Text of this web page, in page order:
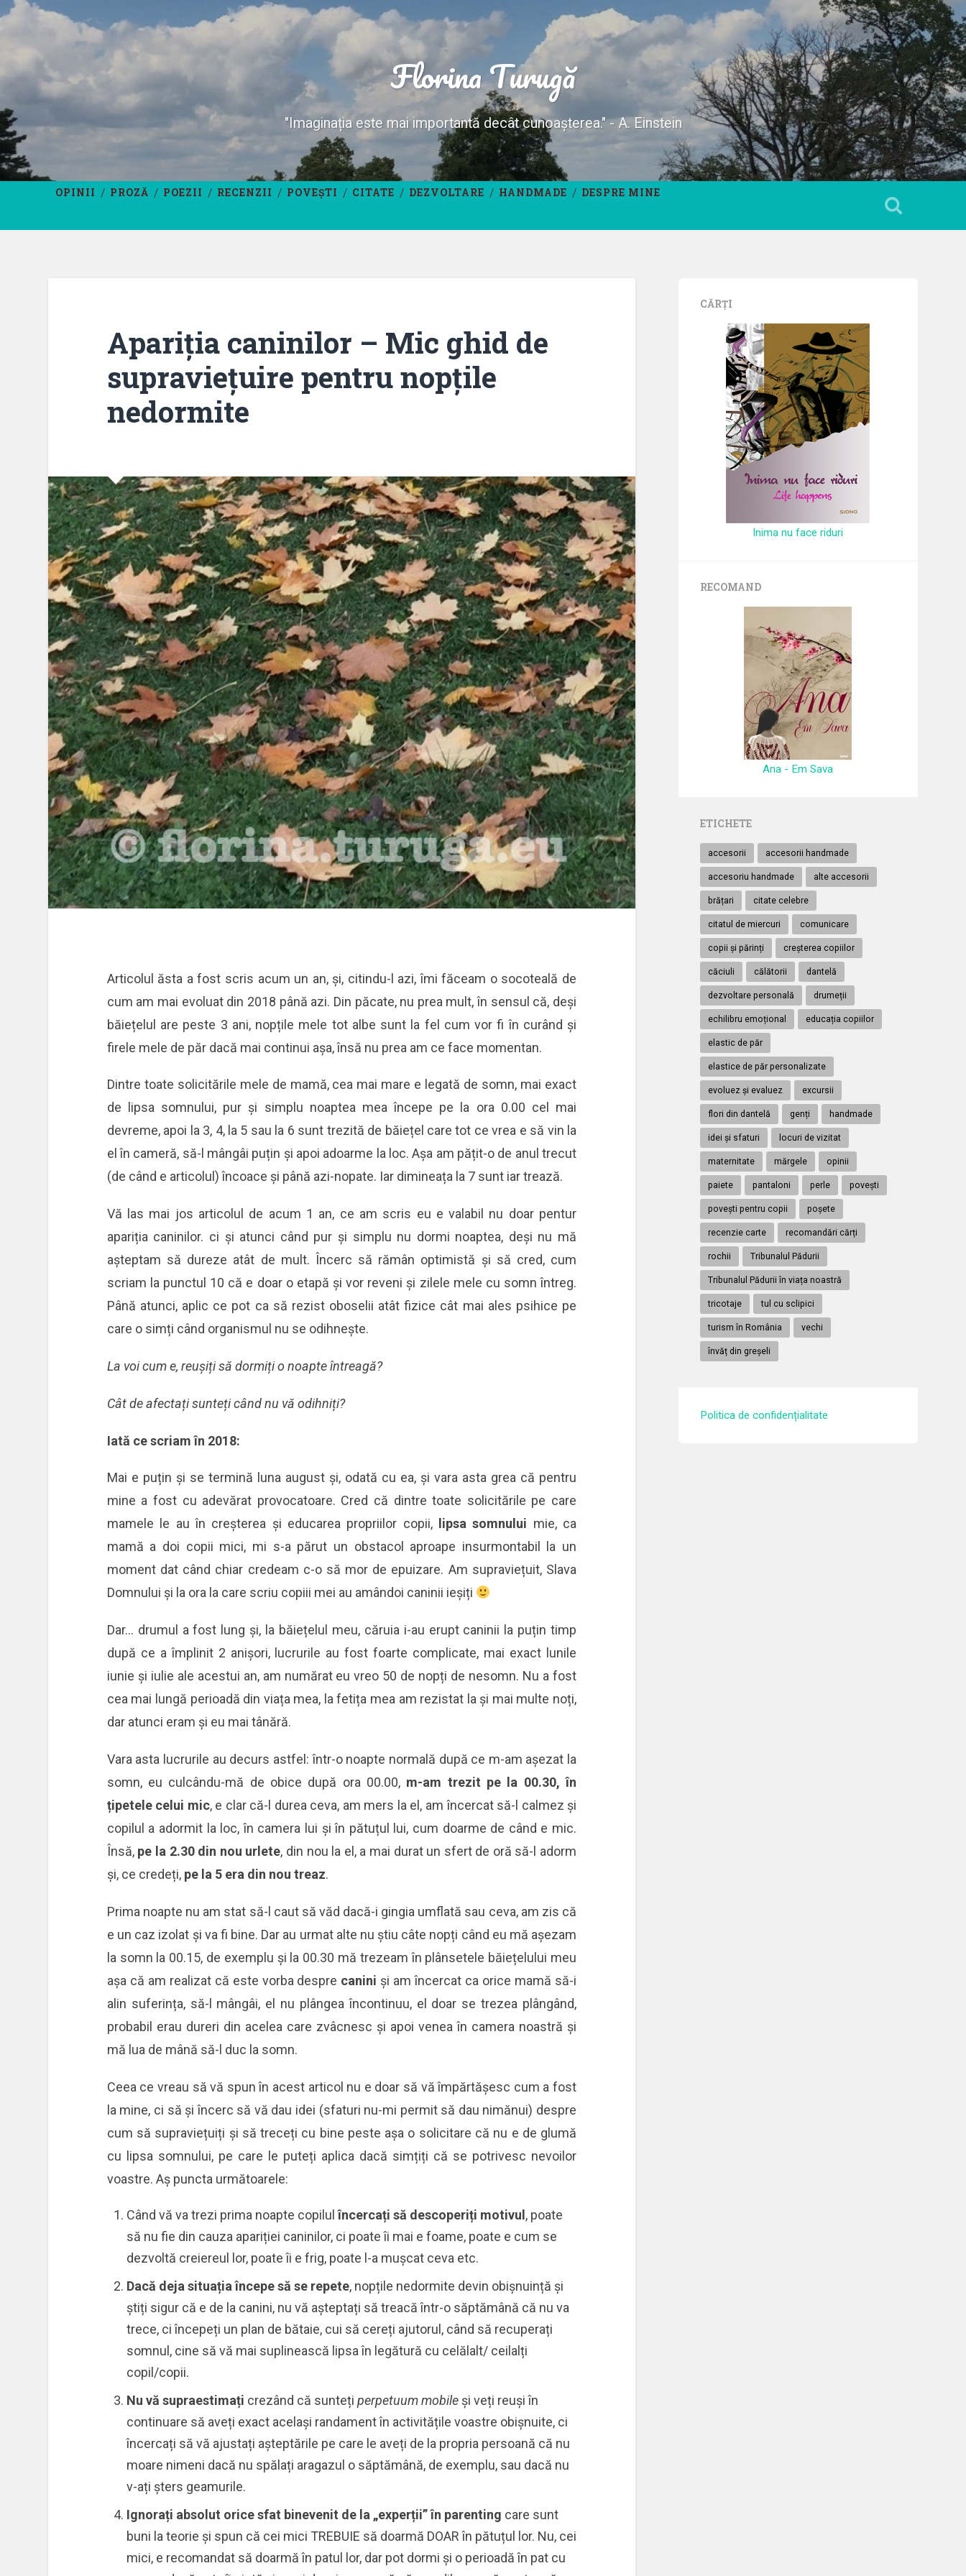
Florina Turugă
"Imaginația este mai importantă decât cunoașterea." - A. Einstein
OPINII PROZĂ POEZII RECENZII POVEȘTI CITATE DEZVOLTARE HANDMADE DESPRE MINE
Apariția caninilor – Mic ghid de
supraviețuire pentru nopțile
nedormite
Articolul ăsta a fost scris acum un an, și, citindu-l azi, îmi făceam o socoteală de
cum am mai evoluat din 2018 până azi. Din păcate, nu prea mult, în sensul că, deși
băiețelul are peste 3 ani, nopțile mele tot albe sunt la fel cum vor fi în curând și
firele mele de păr dacă mai continui așa, însă nu prea am ce face momentan.
Dintre toate solicitările mele de mamă, cea mai mare e legată de somn, mai exact
de lipsa somnului, pur și simplu noaptea mea începe pe la ora 0.00 cel mai
devreme, apoi la 3, 4, la 5 sau la 6 sunt trezită de băiețel care tot ce vrea e să vin la
el în cameră, să-l mângâi puțin și apoi adoarme la loc. Așa am pățit-o de anul trecut
(de când e articolul) încoace și până azi-nopate. Iar dimineața la 7 sunt iar trează.
Vă las mai jos articolul de acum 1 an, ce am scris eu e valabil nu doar pentur
apariția caninilor. ci și atunci când pur și simplu nu dormi noaptea, deși nu mă
așteptam să dureze atât de mult. Încerc să rămân optimistă și să cred, cum
scriam la punctul 10 că e doar o etapă și vor reveni și zilele mele cu somn întreg.
Până atunci, aplic ce pot ca să rezist oboselii atât fizice cât mai ales psihice pe
care o simți când organismul nu se odihnește.
La voi cum e, reușiți să dormiți o noapte întreagă?
Cât de afectați sunteți când nu vă odihniți?
Iată ce scriam în 2018:
Mai e puțin și se termină luna august și, odată cu ea, și vara asta grea că pentru
mine a fost cu adevărat provocatoare. Cred că dintre toate solicitările pe care
mamele le au în creșterea și educarea propriilor copii,
lipsa somnului mie, ca
mamă a doi copii mici, mi s-a părut un obstacol aproape insurmontabil la un
moment dat când chiar credeam c-o să mor de epuizare. Am supraviețuit, Slava
Domnului și la ora la care scriu copiii mei au amândoi caninii ieșiți
Dar… drumul a fost lung și, la băiețelul meu, căruia i-au erupt caninii la puțin timp
după ce a împlinit 2 anișori, lucrurile au fost foarte complicate, mai exact lunile
iunie și iulie ale acestui an, am numărat eu vreo 50 de nopți de nesomn. Nu a fost
cea mai lungă perioadă din viața mea, la fetița mea am rezistat la și mai multe noți,
dar atunci eram și eu mai tânără.
Vara asta lucrurile au decurs astfel: într-o noapte normală după ce m-am așezat la
somn, eu culcându-mă de obice după ora 00.00, m-am trezit pe la 00.30, în
țipetele celui mic, e clar că-l durea ceva, am mers la el, am încercat să-l calmez și
copilul a adormit la loc, în camera lui și în pătuțul lui, cum doarme de când e mic.
Însă, pe la 2.30 din nou urlete, din nou la el, a mai durat un sfert de oră să-l adorm
și, ce credeți, pe la 5 era din nou treaz.
Prima noapte nu am stat să-l caut să văd dacă-i gingia umflată sau ceva, am zis că
e un caz izolat și va fi bine. Dar au urmat alte nu știu câte nopți când eu mă așezam
la somn la 00.15, de exemplu și la 00.30 mă trezeam în plânsetele băiețelului meu
așa că am realizat că este vorba despre canini și am încercat ca orice mamă să-i
alin suferința, să-l mângâi, el nu plângea încontinuu, el doar se trezea plângând,
probabil erau dureri din acelea care zvâcnesc și apoi venea în camera noastră și
mă lua de mână să-l duc la somn.
Ceea ce vreau să vă spun în acest articol nu e doar să vă împărtășesc cum a fost
la mine, ci să și încerc să vă dau idei (sfaturi nu-mi permit să dau nimănui) despre
cum să supraviețuiți și să treceți cu bine peste așa o solicitare că nu e de glumă
cu lipsa somnului, pe care le puteți aplica dacă simțiți că se potrivesc nevoilor
voastre. Aș puncta următoarele:
Când vă va trezi prima noapte copilulîncercați să descoperiți motivul , poate
să nu fie din cauza apariției caninilor, ci poate îi mai e foame, poate e cum se
dezvoltă creiereul lor, poate îi e frig, poate l-a mușcat ceva etc.
Dacă deja situația începe să se repete, nopțile nedormite devin obișnuință și
știți sigur că e de la canini, nu vă așteptați să treacă într-o săptămână că nu va
trece, ci începeți un plan de bătaie, cui să cereți ajutorul, când să recuperați
somnul, cine să vă mai suplinească lipsa în legătură cu celălalt/ ceilalți
copil/copii.
Nu vă supraestimați crezând că sunteți perpetuum mobileși veți reuși în
continuare să aveți exact același randament în activitățile voastre obișnuite, ci
încercați să vă ajustați așteptările pe care le aveți de la propria persoană că nu
moare nimeni dacă nu spălați aragazul o săptămână, de exemplu, sau dacă nu
v-ați șters geamurile.
Ignorați absolut orice sfat binevenit de la „experții” în parenting care sunt
buni la teorie și spun că cei mici TREBUIE să doarmă DOAR în pătuțul lor. Nu, cei
mici, e recomandat să doarmă în patul lor, dar pot dormi și o perioadă în pat cu
CĂRȚI
Inima nu face riduri
RECOMAND
Ana - Em Sava
ETICHETE
accesorii accesorii handmade
accesoriu handmade alte accesorii
brățari citate celebre
citatul de miercuri comunicare
copii și părinți creșterea copiilor
căciuli călătorii dantelă
dezvoltare personală drumeții
echilibru emoțional educația copiilor
elastic de păr
elastice de păr personalizate
evoluez și evaluez excursii
flori din dantelă genți handmade
idei și sfaturi locuri de vizitat
maternitate mărgele opinii
paiete pantaloni perle povești
povești pentru copii poșete
recenzie carte recomandări cărți
rochii Tribunalul Pădurii
Tribunalul Pădurii în viața noastră
tricotaje tul cu sclipici
turism în România vechi
învăț din greșeli
Politica de confidențialitate